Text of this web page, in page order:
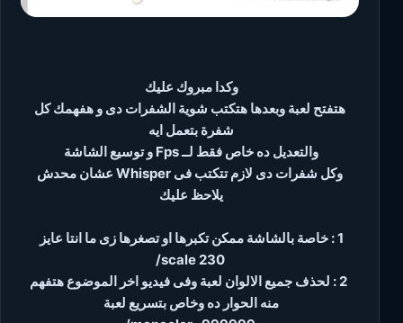
وكدا مبروك عليك
هتفتح لعبة وبعدها هتكتب شوية الشفرات دى و هفهمك كل
شفرة بتعمل ايه
والتعديل ده خاص فقط لــ Fps و توسيع الشاشة
وكل شفرات دى لازم تتكتب فى Whisper عشان محدش
يلاحظ عليك
1 : خاصة بالشاشة ممكن تكبرها او تصغرها زى ما انتا عايز
/scale 230
2 : لحذف جميع الالوان لعبة وفى فيديو اخر الموضوع هتفهم
منه الحوار ده وخاص بتسريع لعبة